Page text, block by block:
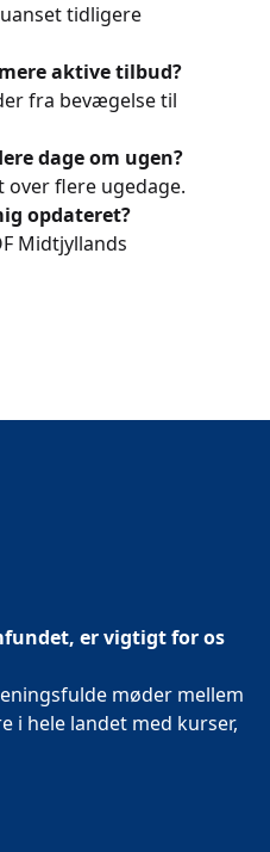
tidligere
aktive tilbud?
fra bevægelse til
dage om ugen?
flere ugedage.
opdateret?
Midtjyllands
er vigtigt for os
møder mellem
i hele landet med kurser,